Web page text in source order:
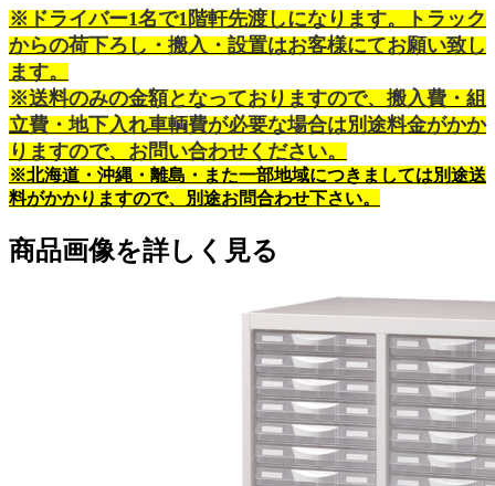
※ドライバー1名で1階軒先渡しになります。トラック
からの荷下ろし・搬入・設置はお客様にてお願い致し
ます。
※送料のみの金額となっておりますので、搬入費・組
立費・地下入れ車輌費が必要な場合は別途料金がかか
りますので、お問い合わせください。
※北海道・沖縄・離島・また一部地域につきましては別途送
料がかかりますので、別途お問合わせ下さい。
商品画像を詳しく見る